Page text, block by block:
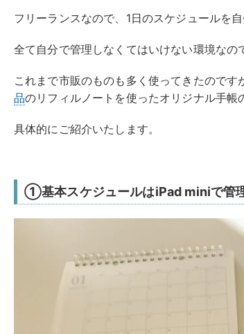
フリーランスなので、1日のスケジュールを
全て自分で管理しなくてはいけない環境なの
これまで市販のものも多く使ってきたので
品のリフィルノートを使ったオリジナル手帳
具体的にご紹介いたします。
①基本スケジュールはiPad miniで管